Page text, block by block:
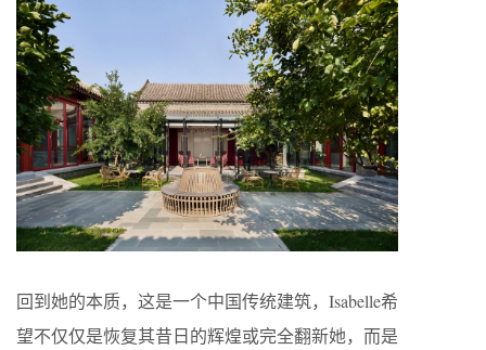
回到她的本质，这是一个中国传统建筑，Isabelle希
望不仅仅是恢复其昔日的辉煌或完全翻新她，而是